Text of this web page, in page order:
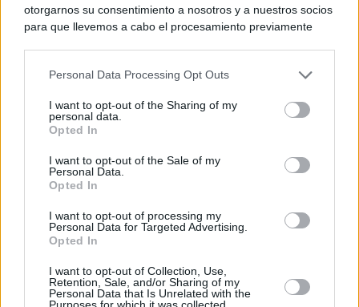
otorgarnos su consentimiento a nosotros y a nuestros socios
para que llevemos a cabo el procesamiento previamente
negar su consentimiento. Tenga en cuenta que algún
de su consentimiento, pero usted tiene el derecho de
rechazar tal procesamiento. Sus preferencias se aplicarán
cualquier momento entrando de nuevo en este sitio web o
visitando nuestra política de privacidad.
Personal Data Processing Opt Outs
I want to opt-out of the Sharing of my
personal data.
Opted In
I want to opt-out of the Sale of my
Personal Data.
Opted In
I want to opt-out of processing my
Personal Data for Targeted Advertising.
Opted In
I want to opt-out of Collection, Use,
Retention, Sale, and/or Sharing of my
Personal Data that Is Unrelated with the
Purposes for which it was collected.